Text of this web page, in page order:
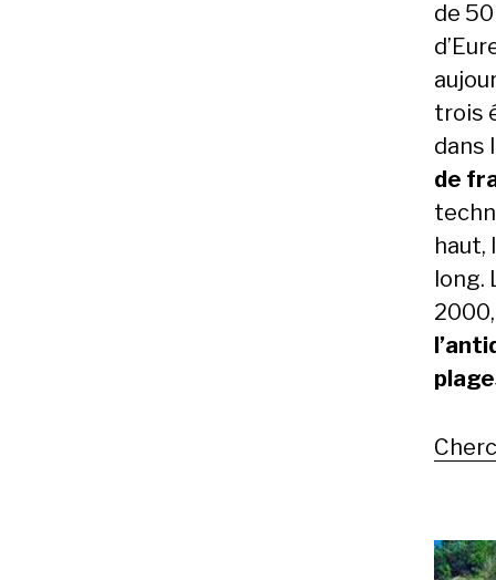
de
trois
dans
de
haut,
long.